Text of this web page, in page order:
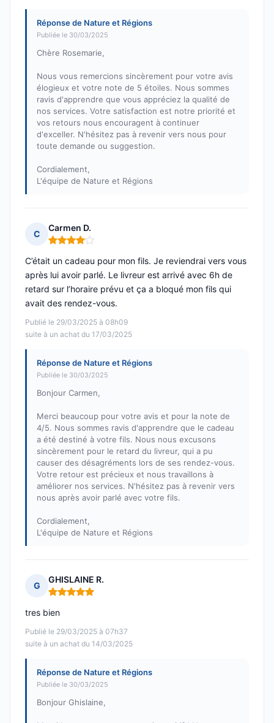
Réponse de Nature et Régions
Publiée le 30/03/2025
Chère Rosemarie,
Nous vous remercions sincèrement pour votre avis
élogieux et votre note de 5 étoiles. Nous sommes
ravis d'apprendre que vous appréciez la qualité de
nos services. Votre satisfaction est notre priorité et
vos retours nous encouragent à continuer
d'exceller. N'hésitez pas à revenir vers nous pour
toute demande ou suggestion.
Cordialement,
L'équipe de Nature et Régions
C
Carmen D.
Note : 4 sur 5
Publié le 29/03/2025 à 08h09
suite à un achat du 17/03/2025
C’était un cadeau pour mon fils. Je reviendrai vers vous
après lui avoir parlé. Le livreur est arrivé avec 6h de
retard sur l’horaire prévu et ça a bloqué mon fils qui
avait des rendez-vous.
Réponse de Nature et Régions
Publiée le 30/03/2025
Bonjour Carmen,
Merci beaucoup pour votre avis et pour la note de
4/5. Nous sommes ravis d'apprendre que le cadeau
a été destiné à votre fils. Nous nous excusons
sincèrement pour le retard du livreur, qui a pu
causer des désagréments lors de ses rendez-vous.
Votre retour est précieux et nous travaillons à
améliorer nos services. N'hésitez pas à revenir vers
nous après avoir parlé avec votre fils.
Cordialement,
L'équipe de Nature et Régions
G
GHISLAINE R.
Note : 5 sur 5
Publié le 29/03/2025 à 07h37
suite à un achat du 14/03/2025
tres bien
Réponse de Nature et Régions
Publiée le 30/03/2025
Bonjour Ghislaine,